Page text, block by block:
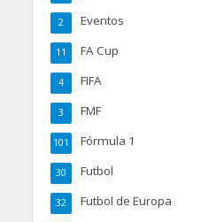
Eventos
2
FA Cup
11
FIFA
4
FMF
3
Fórmula 1
101
Futbol
30
Futbol de Europa
32